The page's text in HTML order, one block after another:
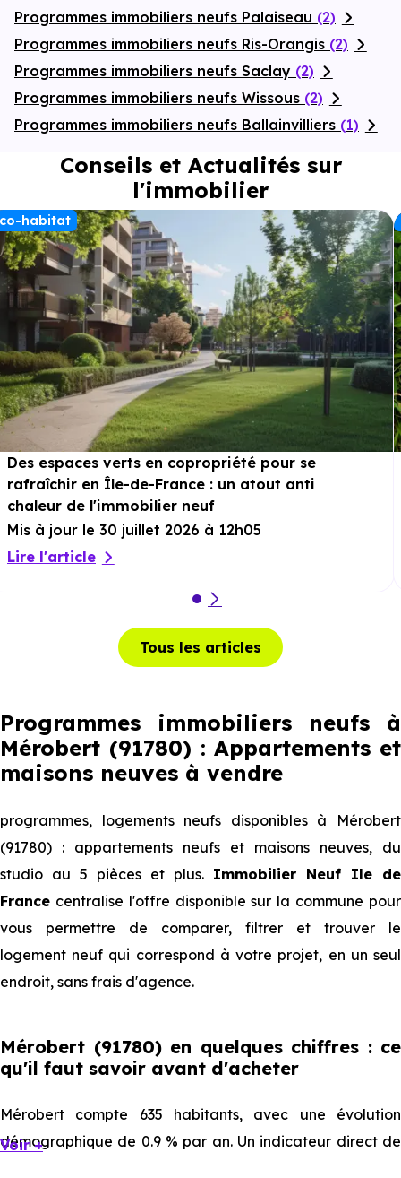
Programmes immobiliers neufs Palaiseau (2)
Programmes immobiliers neufs Ris-Orangis (2)
Programmes immobiliers neufs Saclay (2)
Programmes immobiliers neufs Wissous (2)
Programmes immobiliers neufs Ballainvilliers (1)
Conseils et Actualités sur
l'immobilier
habitat
Des espaces verts en copropriété pour se
rafraîchir en Île-de-France : un atout anti
chaleur de l'immobilier neuf
Mis à jour le 30 juillet 2026 à 12h05
Lire l'article
Tous les articles
Programmes immobiliers neufs à
Mérobert (91780) : Appartements et
maisons neuves à vendre
programmes, logements neufs disponibles à Mérobert
(91780) : appartements neufs et maisons neuves, du
studio au 5 pièces et plus. Immobilier Neuf Ile de
France centralise l'offre disponible sur la commune pour
vous permettre de comparer, filtrer et trouver le
logement neuf qui correspond à votre projet, en un seul
endroit, sans frais d'agence.
Mérobert (91780) en quelques chiffres : ce
qu'il faut savoir avant d'acheter
Mérobert compte 635 habitants, avec une évolution
démographique de 0.9 % par an. Un indicateur direct de
Voir +